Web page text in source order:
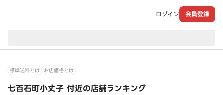
ログイン 会員登録
標準送料とは お店価格とは
七百石町小丈子 付近の店舗ランキング